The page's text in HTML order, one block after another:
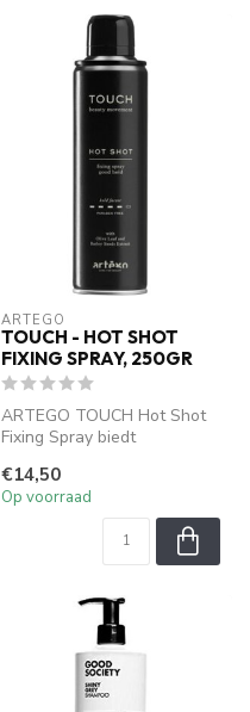
ARTEGO
TOUCH - HOT SHOT
FIXING SPRAY, 250GR
ARTEGO TOUCH Hot Shot
Fixing Spray biedt
voor elke...
€14,50
Op voorraad